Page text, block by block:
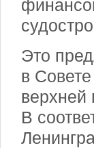
Это
в
верхней
В